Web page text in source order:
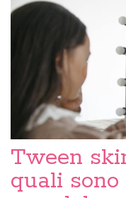
Tween
quali